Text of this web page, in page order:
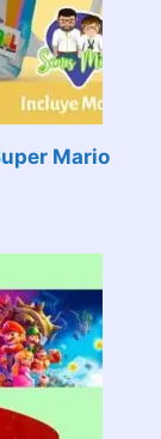
Mario